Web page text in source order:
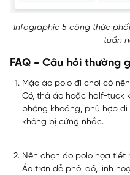
Infographic 5 công thức
tuần
FAQ - Câu hỏi thường
Mặc áo polo đi chơi có
Có, thả áo hoặc half-tuck
phóng khoáng, phù hợp đi
không bị cứng nhắc.
Nên chọn áo polo họa tiết
Áo trơn dễ phối đồ, linh